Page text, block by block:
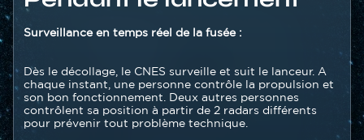
Surveillance en temps réel de la fusée :
Dès le décollage, le CNES surveille et suit le lanceur. A
chaque instant, une personne contrôle la propulsion et
son bon fonctionnement. Deux autres personnes
contrôlent sa position à partir de 2 radars différents
pour prévenir tout problème technique.